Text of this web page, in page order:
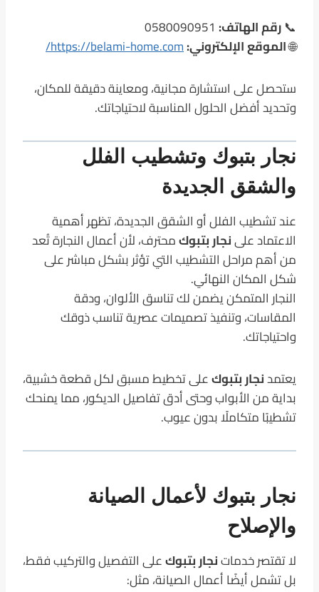
📞رقم الهاتف:
🌐الموقع الإلكتروني:https://belami-home.com/
ستحصل على استشارة مجانية، ومعاينة دقيقة للمكان،
وتحديد أفضل الحلول المناسبة لاحتياجاتك.
نجار بتبوك وتشطيب الفلل
والشقق الجديدة
عند تشطيب الفلل أو الشقق الجديدة، تظهر أهمية
الاعتماد علىنجار بتبوكمحترف، لأن أعمال النجارة تُعد
من أهم مراحل التشطيب التي تؤثر بشكل مباشر على
شكل المكان النهائي.
النجار المتمكن يضمن لك تناسق الألوان، ودقة
المقاسات، وتنفيذ تصميمات عصرية تناسب ذوقك
واحتياجاتك.
يعتمدنجار بتبوكعلى تخطيط مسبق لكل قطعة خشبية،
بداية من الأبواب وحتى أدق تفاصيل الديكور، مما يمنحك
تشطيبًا متكاملًا بدون عيوب.
نجار بتبوك لأعمال الصيانة
والإصلاح
لا تقتصر خدماتنجار بتبوكعلى التفصيل والتركيب فقط،
بل تشمل أيضًا أعمال الصيانة، مثل: